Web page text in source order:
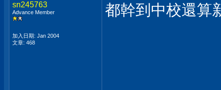
sn245763
Advance Member
加入日期: Jan 2004
文章: 468
都幹到中校還算